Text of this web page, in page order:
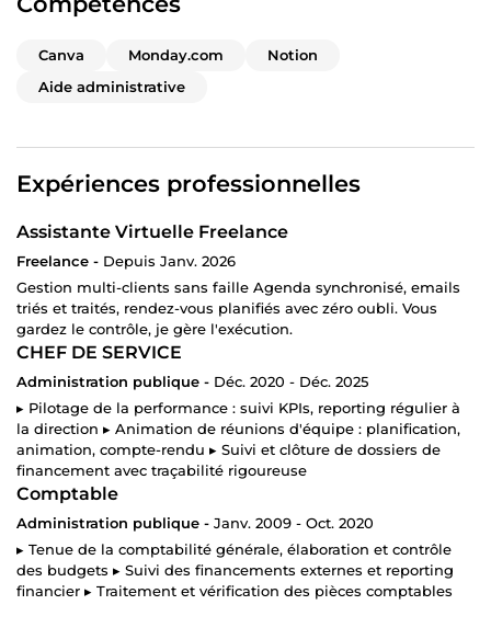
Canva Monday.com
Notion
Aide administrative
Expériences professionnelles
Assistante Virtuelle Freelance
Freelance - Depuis Janv. 2026
Gestion multi-clients sans faille Agenda synchronisé, emails
triés et traités, rendez-vous planifiés avec zéro oubli. Vous
gardez le contrôle, je gère l'exécution.
CHEF DE SERVICE
Administration publique - Déc. 2020 - Déc. 2025
▸ Pilotage de la performance : suivi KPIs, reporting régulier à
la direction ▸ Animation de réunions d'équipe : planification,
animation, compte-rendu ▸ Suivi et clôture de dossiers de
financement avec traçabilité rigoureuse
Comptable
Administration publique - Janv. 2009 - Oct. 2020
▸ Tenue de la comptabilité générale, élaboration et contrôle
des budgets ▸ Suivi des financements externes et reporting
financier ▸ Traitement et vérification des pièces comptables